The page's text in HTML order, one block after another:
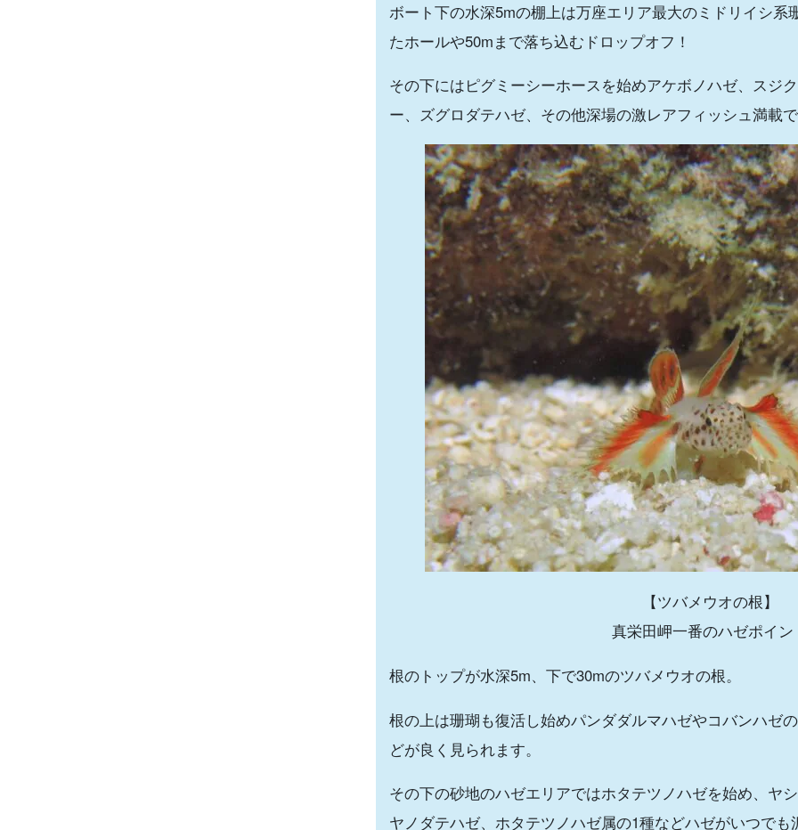
ボート下の水深5mの棚上は万座エリア最大のミドリイシ
たホールや50mまで落ち込むドロップオフ！
その下にはピグミーシーホースを始めアケボノハゼ、スジ
ー、ズグロダテハゼ、その他深場の激レアフィッシュ満載
【ツバメウオの根】
真栄田岬一番のハゼポイン
根のトップが水深5m、下で30mのツバメウオの根。
根の上は珊瑚も復活し始めパンダダルマハゼやコバンハゼ
どが良く見られます。
その下の砂地のハゼエリアではホタテツノハゼを始め、ヤ
ヤノダテハゼ、ホタテツノハゼ属の1種などハゼがいつでも